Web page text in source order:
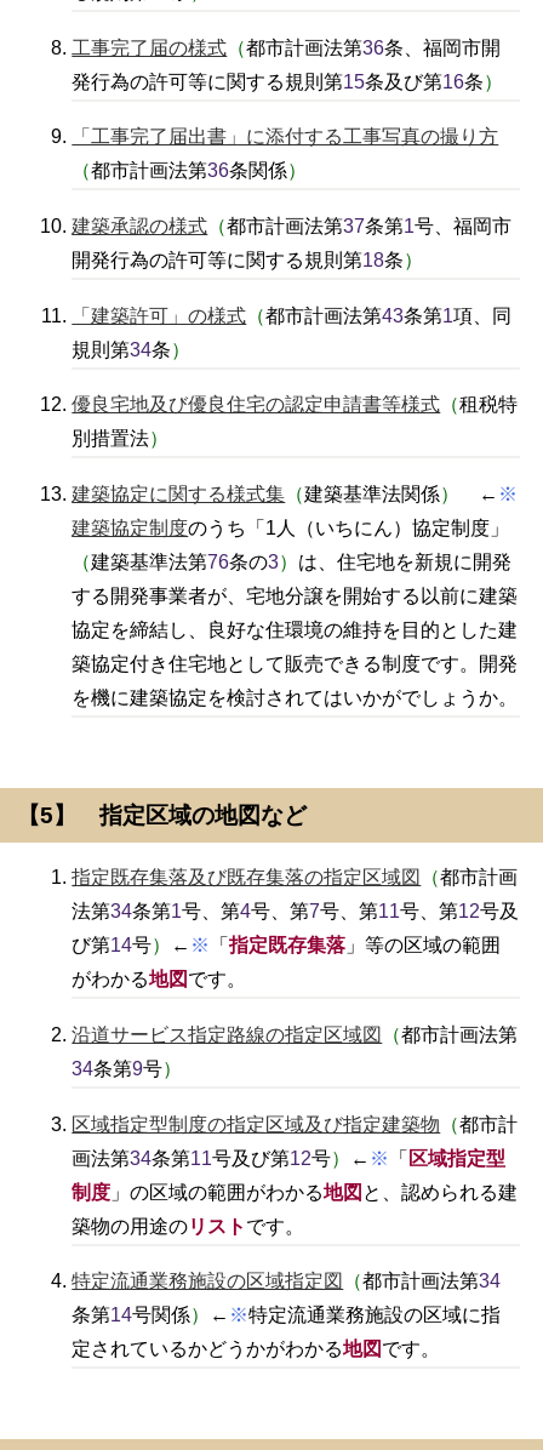
工事完了届の様式 （都市計画法第36条、福岡市開
発行為の許可等に関する規則第15条及び第16条）
「工事完了届出書」に添付する工事写真の撮り方
（都市計画法第36条関係）
建築承認の様式 （都市計画法第37条第1号、福岡市
開発行為の許可等に関する規則第18条）
「建築許可」の様式 （都市計画法第43条第1項、同
規則第34条）
優良宅地及び優良住宅の認定申請書等様式 （租税特
別措置法）
建築協定に関する様式集 （建築基準法関係） ← ※
建築協定制度のうち「1人（いちにん）協定制度」
（建築基準法第76条の3） は、住宅地を新規に開発
する開発事業者が、宅地分譲を開始する以前に建築
協定を締結し、良好な住環境の維持を目的とした建
築協定付き住宅地として販売できる制度です。開発
を機に建築協定を検討されてはいかがでしょうか。
【5】 指定区域の地図など
指定既存集落及び既存集落の指定区域図 （都市計画
法第34条第1号、第4号、第7号、第11号、第12号及
び第14号） ← ※ 「指定既存集落 」等の区域の範囲
がわかる地図 です。
沿道サービス指定路線の指定区域図 （都市計画法第
34条第9号）
区域指定型制度の指定区域及び指定建築物 （都市計
画法第34条第11号及び第12号） ← ※ 「 区域指定型
制度 」の区域の範囲がわかる地図 と、認められる建
築物の用途のリスト です。
特定流通業務施設の区域指定図 （都市計画法第34
条第14号関係） ← ※特定流通業務施設の区域に指
定されているかどうかがわかる地図です。